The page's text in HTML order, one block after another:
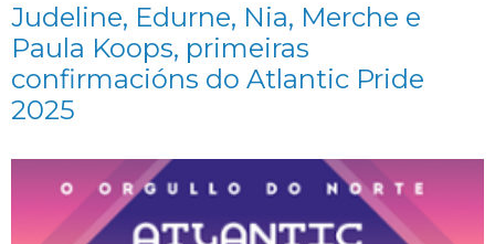
Judeline, Edurne, Nia, Merche e
Paula Koops, primeiras
confirmacións do Atlantic Pride
2025